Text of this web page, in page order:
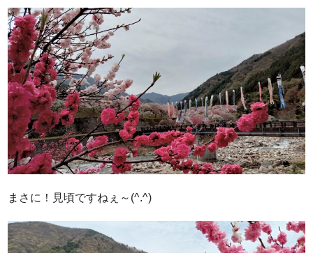
まさに！見頃ですねぇ～(^.^)